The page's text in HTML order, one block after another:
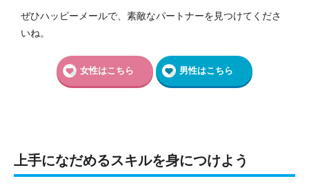
ぜひハッピーメールで、素敵なパートナーを見つけてくださ
いね。
女性はこちら 男性はこちら
上手になだめるスキルを身につけよう